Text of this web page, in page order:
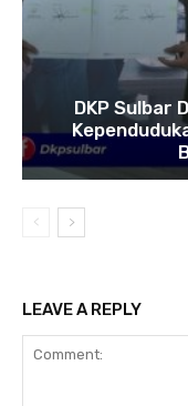
DKP Sulbar
LEAVE A REPLY